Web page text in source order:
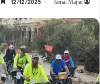
Jamal Majjat
12/12/2025